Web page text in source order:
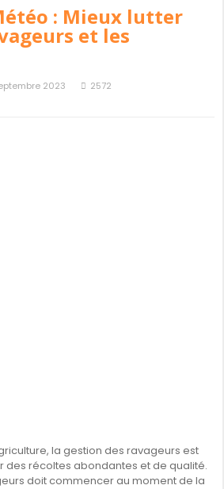
: Mieux lutter
et les
2023
2572
la gestion des ravageurs est
des récoltes abondantes et de qualité.
doit commencer au moment de la